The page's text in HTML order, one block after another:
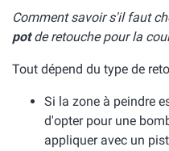
Comment savoir s'il faut
potde retouche pour la
Tout dépend du type de
Si la zone à peindre
d'opter pour une
appliquer avec un